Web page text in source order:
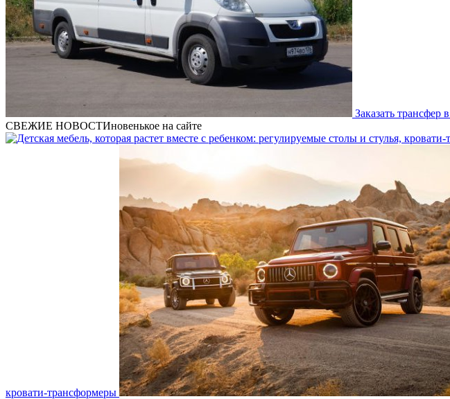
Заказать трансфер
СВЕЖИЕ НОВОСТИновенькое на сайте
кровати-трансформеры